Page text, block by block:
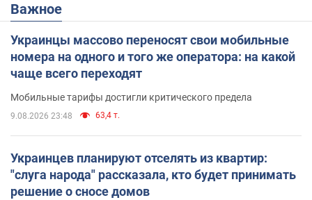
Важное
Украинцы массово переносят свои мобильные
номера на одного и того же оператора: на какой
чаще всего переходят
Мобильные тарифы достигли критического предела
9.08.2026 23:48 63,4 т.
Украинцев планируют отселять из квартир:
"слуга народа" рассказала, кто будет принимать
решение о сносе домов